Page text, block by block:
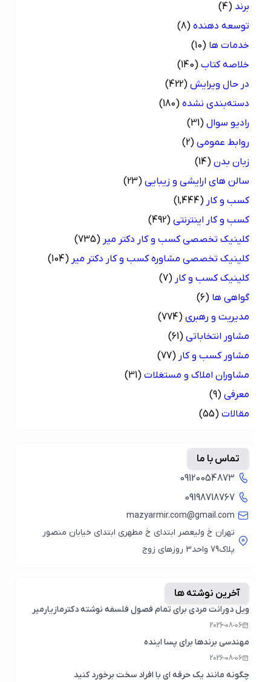
(4)
توسعه دهنده (8)
خدمات ها (10)
خلاصه کتاب (140)
در حال ویرایش (422)
دسته‌بندی نشده (180)
رادیو سوال (31)
روابط عمومی (2)
زبان بدن (14)
سالن های ارایشی و زیبایی (23)
کسب و کار (1,444)
کسب و کار اینترنتی (492)
کلینیک تخصصی کسب و کار دکتر میر (735)
کلینیک تخصصی مشاوره کسب و کار دکتر میر (104)
کلینیک کسب و کار (7)
گواهی ها (6)
مدیریت و رهبری (774)
مشاور انتخاباتی (61)
مشاور کسب و کار (77)
مشاوران املاک و مستغلات (31)
معرفی (9)
مقالات (55)
تماس با ما
09120054873
09198718767
mazyarmir.com@gmail.com
تهران خ ولیعصر ابتدای خ مطهری ابتدای خیابان منصور
آخرین نوشته ها
ویل دورانت مردی برای تمام فصول فلسفه نوشته دکترمازیارمیر
2026-08-06
مهندسی برندها برای پسا اینده
2026-08-06
چگونه مانند یک حرفه ای با افراد سخت برخورد کنید